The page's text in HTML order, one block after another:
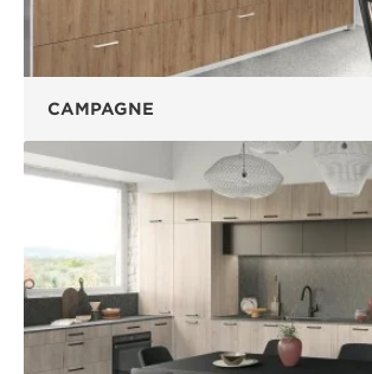
CAMPAGNE